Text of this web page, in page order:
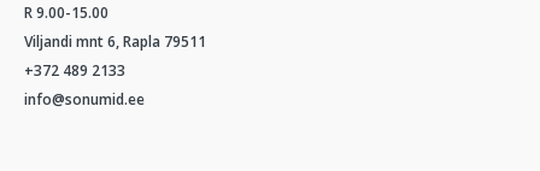
R 9.00-15.00
Viljandi mnt 6, Rapla 79511
+372 489 2133
info@sonumid.ee